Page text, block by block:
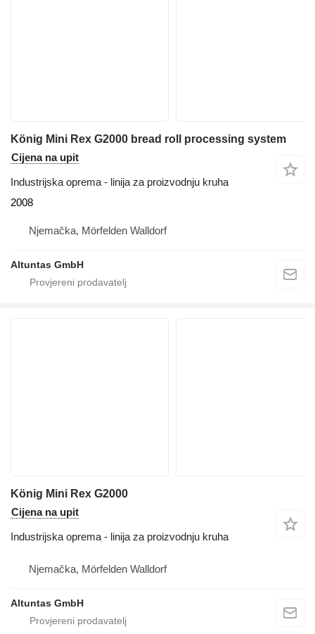
König Mini Rex G2000 bread roll processing system
Cijena na upit
Industrijska oprema - linija za proizvodnju kruha
2008
Njemačka, Mörfelden Walldorf
Altuntas GmbH
König Mini Rex G2000
Cijena na upit
Industrijska oprema - linija za proizvodnju kruha
Njemačka, Mörfelden Walldorf
Altuntas GmbH